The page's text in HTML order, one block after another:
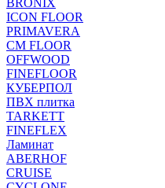
BRONIX
ICON FLOOR
PRIMAVERA
CM FLOOR
OFFWOOD
FINEFLOOR
КУБЕРПОЛ
ПВХ плитка
TARKETT
FINEFLEX
Ламинат
ABERHOF
CRUISE